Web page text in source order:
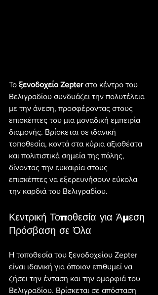
Το ξενοδοχείο Zepter στο κέντρο του
Βελιγραδίου συνδυάζει την πολυτέλεια
με την άνεση, προσφέροντας στους
επισκέπτες του μια μοναδική εμπειρία
διαμονής. Βρίσκεται σε ιδανική
τοποθεσία, κοντά στα κύρια αξιοθέατα
και πολιτιστικά σημεία της πόλης,
δίνοντας την ευκαιρία στους
επισκέπτες να εξερευνήσουν εύκολα
την καρδιά του Βελιγραδίου.
Κεντρική Τοποθεσία για Άμεση
Πρόσβαση σε Όλα
Η τοποθεσία του ξενοδοχείου Zepter
είναι ιδανική για όποιον επιθυμεί να
ζήσει την ένταση και την ομορφιά του
Βελιγραδίου. Βρίσκεται σε απόσταση